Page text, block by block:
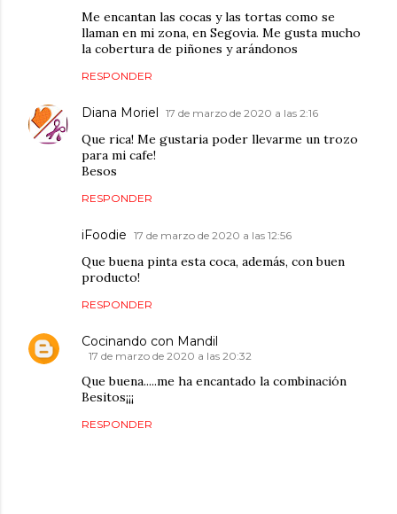
Me encantan las cocas y las tortas como se
llaman en mi zona, en Segovia. Me gusta mucho
la cobertura de piñones y arándonos
RESPONDER
Diana Moriel 17 de marzo de 2020 a las 2:16
Que rica! Me gustaria poder llevarme un trozo
para mi cafe!
Besos
RESPONDER
iFoodie 17 de marzo de 2020 a las 12:56
Que buena pinta esta coca, además, con buen
producto!
RESPONDER
Cocinando con Mandil
17 de marzo de 2020 a las 20:32
Que buena.....me ha encantado la combinación
Besitos¡¡¡
RESPONDER